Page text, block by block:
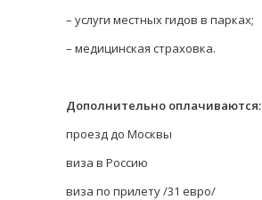
– услуги местных гидов в парках;
– медицинская страховка.
Дополнительно оплачиваются:
проезд до Москвы
виза в Россию
виза по прилету /31 евро/